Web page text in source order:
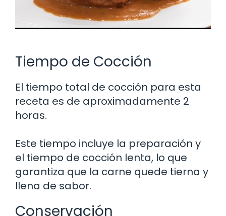
Tiempo de Cocción
El tiempo total de cocción para esta
receta es de aproximadamente 2
horas.
Este tiempo incluye la preparación y
el tiempo de cocción lenta, lo que
garantiza que la carne quede tierna y
llena de sabor.
Conservación